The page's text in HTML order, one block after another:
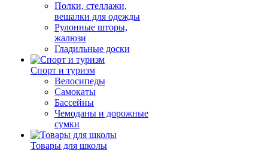
Полки, стеллажи,
вешалки для одежды
Рулонные шторы,
жалюзи
Гладильные доски
Спорт и туризм
Велосипеды
Самокаты
Бассейны
Чемоданы и дорожные
сумки
Товары для школы